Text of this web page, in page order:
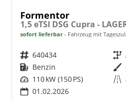
Formentor
1,5 eTSI DSG Cupra -
sofort lieferbar Fahrzeug mit
Fahrzeugnr. 640434 Getriebe
Kraftstoff Benzin Außenfarbe
Leistung 110 kW (150 PS) Kilometerstand
01.02.2026